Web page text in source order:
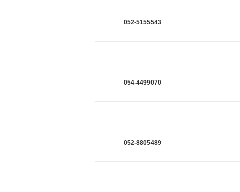
052-5155543
054-4499070
052-8805489